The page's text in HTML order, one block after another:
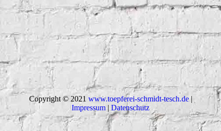
Copyright © 2021 www.toepferei-schmidt-tesch.de|
Impressum | Datenschutz